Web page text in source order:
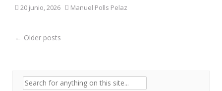
20 junio, 2026 Manuel Polls Pelaz
Post
← Older posts
Search